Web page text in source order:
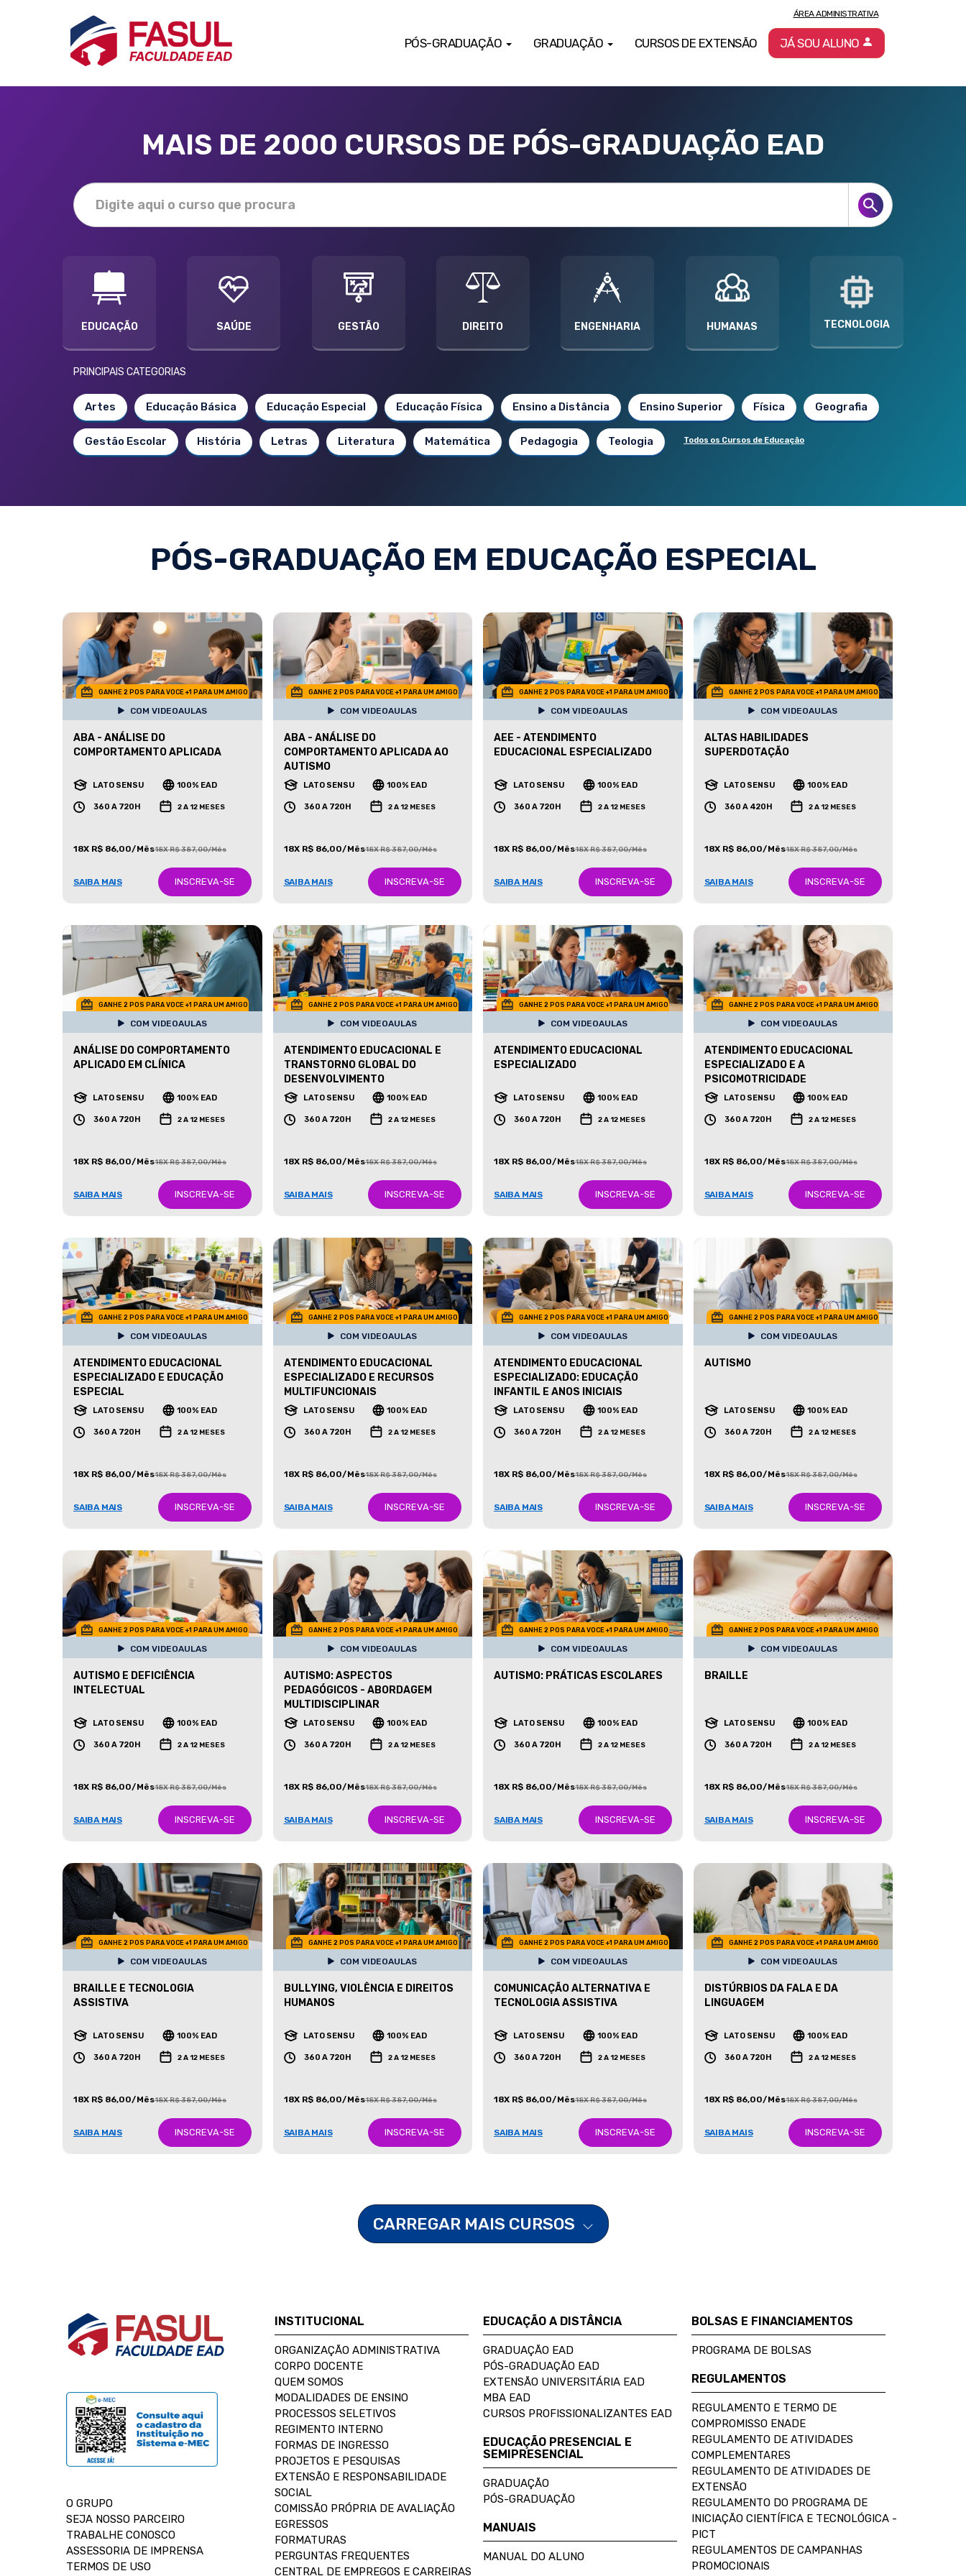
PÓS-GRADUAÇÃO GRADUAÇÃO CURSOS DE EXTENSÃO
ÁREA ADMINISTRATIVA
JÁ SOU ALUNO
MAIS DE 2000 CURSOS DE PÓS-GRADUAÇÃO EAD
EDUCAÇÃO SAÚDE GESTÃO DIREITO ENGENHARIA HUMANAS TECNOLOGIA
PRINCIPAIS CATEGORIAS
Artes Educação Básica Educação Especial Educação Física Ensino a Distância Ensino Superior Física Geografia
Gestão Escolar História Letras Literatura Matemática Pedagogia Teologia Todos os Cursos de Educação
PÓS-GRADUAÇÃO EM EDUCAÇÃO ESPECIAL
GANHE 2 POS PARA VOCE +1 PARA UM AMIGO
COM VIDEOAULAS
ABA - ANÁLISE DO
COMPORTAMENTO APLICADA
LATO SENSU 100% EAD
360 A 720H 2 A 12 MESES
18X R$ 86,00/Mês18X R$ 387,00/Mês
SAIBA MAIS INSCREVA-SE
GANHE 2 POS PARA VOCE +1 PARA UM AMIGO
COM VIDEOAULAS
ABA - ANÁLISE DO
COMPORTAMENTO APLICADA AO
AUTISMO
LATO SENSU 100% EAD
360 A 720H 2 A 12 MESES
18X R$ 86,00/Mês18X R$ 387,00/Mês
SAIBA MAIS INSCREVA-SE
GANHE 2 POS PARA VOCE +1 PARA UM AMIGO
COM VIDEOAULAS
AEE - ATENDIMENTO
EDUCACIONAL ESPECIALIZADO
LATO SENSU 100% EAD
360 A 720H 2 A 12 MESES
18X R$ 86,00/Mês18X R$ 387,00/Mês
SAIBA MAIS INSCREVA-SE
GANHE 2 POS PARA VOCE +1 PARA UM AMIGO
COM VIDEOAULAS
ALTAS HABILIDADES
SUPERDOTAÇÃO
LATO SENSU 100% EAD
360 A 420H 2 A 12 MESES
18X R$ 86,00/Mês18X R$ 387,00/Mês
SAIBA MAIS INSCREVA-SE
GANHE 2 POS PARA VOCE +1 PARA UM AMIGO
COM VIDEOAULAS
ANÁLISE DO COMPORTAMENTO
APLICADO EM CLÍNICA
LATO SENSU 100% EAD
360 A 720H 2 A 12 MESES
18X R$ 86,00/Mês18X R$ 387,00/Mês
SAIBA MAIS INSCREVA-SE
GANHE 2 POS PARA VOCE +1 PARA UM AMIGO
COM VIDEOAULAS
ATENDIMENTO EDUCACIONAL E
TRANSTORNO GLOBAL DO
DESENVOLVIMENTO
LATO SENSU 100% EAD
360 A 720H 2 A 12 MESES
18X R$ 86,00/Mês18X R$ 387,00/Mês
SAIBA MAIS INSCREVA-SE
GANHE 2 POS PARA VOCE +1 PARA UM AMIGO
COM VIDEOAULAS
ATENDIMENTO EDUCACIONAL
ESPECIALIZADO
LATO SENSU 100% EAD
360 A 720H 2 A 12 MESES
18X R$ 86,00/Mês18X R$ 387,00/Mês
SAIBA MAIS INSCREVA-SE
GANHE 2 POS PARA VOCE +1 PARA UM AMIGO
COM VIDEOAULAS
ATENDIMENTO EDUCACIONAL
ESPECIALIZADO E A
PSICOMOTRICIDADE
LATO SENSU 100% EAD
360 A 720H 2 A 12 MESES
18X R$ 86,00/Mês18X R$ 387,00/Mês
SAIBA MAIS INSCREVA-SE
GANHE 2 POS PARA VOCE +1 PARA UM AMIGO
COM VIDEOAULAS
ATENDIMENTO EDUCACIONAL
ESPECIALIZADO E EDUCAÇÃO
ESPECIAL
LATO SENSU 100% EAD
360 A 720H 2 A 12 MESES
18X R$ 86,00/Mês18X R$ 387,00/Mês
SAIBA MAIS INSCREVA-SE
GANHE 2 POS PARA VOCE +1 PARA UM AMIGO
COM VIDEOAULAS
ATENDIMENTO EDUCACIONAL
ESPECIALIZADO E RECURSOS
MULTIFUNCIONAIS
LATO SENSU 100% EAD
360 A 720H 2 A 12 MESES
18X R$ 86,00/Mês18X R$ 387,00/Mês
SAIBA MAIS INSCREVA-SE
GANHE 2 POS PARA VOCE +1 PARA UM AMIGO
COM VIDEOAULAS
ATENDIMENTO EDUCACIONAL
ESPECIALIZADO: EDUCAÇÃO
INFANTIL E ANOS INICIAIS
LATO SENSU 100% EAD
360 A 720H 2 A 12 MESES
18X R$ 86,00/Mês18X R$ 387,00/Mês
SAIBA MAIS INSCREVA-SE
GANHE 2 POS PARA VOCE +1 PARA UM AMIGO
COM VIDEOAULAS
AUTISMO
LATO SENSU 100% EAD
360 A 720H 2 A 12 MESES
18X R$ 86,00/Mês18X R$ 387,00/Mês
SAIBA MAIS INSCREVA-SE
GANHE 2 POS PARA VOCE +1 PARA UM AMIGO
COM VIDEOAULAS
AUTISMO E DEFICIÊNCIA
INTELECTUAL
LATO SENSU 100% EAD
360 A 720H 2 A 12 MESES
18X R$ 86,00/Mês18X R$ 387,00/Mês
SAIBA MAIS INSCREVA-SE
GANHE 2 POS PARA VOCE +1 PARA UM AMIGO
COM VIDEOAULAS
AUTISMO: ASPECTOS
PEDAGÓGICOS - ABORDAGEM
MULTIDISCIPLINAR
LATO SENSU 100% EAD
360 A 720H 2 A 12 MESES
18X R$ 86,00/Mês18X R$ 387,00/Mês
SAIBA MAIS INSCREVA-SE
GANHE 2 POS PARA VOCE +1 PARA UM AMIGO
COM VIDEOAULAS
AUTISMO: PRÁTICAS ESCOLARES
LATO SENSU 100% EAD
360 A 720H 2 A 12 MESES
18X R$ 86,00/Mês18X R$ 387,00/Mês
SAIBA MAIS INSCREVA-SE
GANHE 2 POS PARA VOCE +1 PARA UM AMIGO
COM VIDEOAULAS
BRAILLE
LATO SENSU 100% EAD
360 A 720H 2 A 12 MESES
18X R$ 86,00/Mês18X R$ 387,00/Mês
SAIBA MAIS INSCREVA-SE
GANHE 2 POS PARA VOCE +1 PARA UM AMIGO
COM VIDEOAULAS
BRAILLE E TECNOLOGIA
ASSISTIVA
LATO SENSU 100% EAD
360 A 720H 2 A 12 MESES
18X R$ 86,00/Mês18X R$ 387,00/Mês
SAIBA MAIS INSCREVA-SE
GANHE 2 POS PARA VOCE +1 PARA UM AMIGO
COM VIDEOAULAS
BULLYING, VIOLÊNCIA E DIREITOS
HUMANOS
LATO SENSU 100% EAD
360 A 720H 2 A 12 MESES
18X R$ 86,00/Mês18X R$ 387,00/Mês
SAIBA MAIS INSCREVA-SE
GANHE 2 POS PARA VOCE +1 PARA UM AMIGO
COM VIDEOAULAS
COMUNICAÇÃO ALTERNATIVA E
TECNOLOGIA ASSISTIVA
LATO SENSU 100% EAD
360 A 720H 2 A 12 MESES
18X R$ 86,00/Mês18X R$ 387,00/Mês
SAIBA MAIS INSCREVA-SE
GANHE 2 POS PARA VOCE +1 PARA UM AMIGO
COM VIDEOAULAS
DISTÚRBIOS DA FALA E DA
LINGUAGEM
LATO SENSU 100% EAD
360 A 720H 2 A 12 MESES
18X R$ 86,00/Mês18X R$ 387,00/Mês
SAIBA MAIS INSCREVA-SE
CARREGAR MAIS CURSOS
O GRUPO
SEJA NOSSO PARCEIRO
TRABALHE CONOSCO
ASSESSORIA DE IMPRENSA
TERMOS DE USO
INSTITUCIONAL
ORGANIZAÇÃO ADMINISTRATIVA
CORPO DOCENTE
QUEM SOMOS
MODALIDADES DE ENSINO
PROCESSOS SELETIVOS
REGIMENTO INTERNO
FORMAS DE INGRESSO
PROJETOS E PESQUISAS
EXTENSÃO E RESPONSABILIDADE
SOCIAL
COMISSÃO PRÓPRIA DE AVALIAÇÃO
EGRESSOS
FORMATURAS
PERGUNTAS FREQUENTES
CENTRAL DE EMPREGOS E CARREIRAS
EDUCAÇÃO A DISTÂNCIA
GRADUAÇÃO EAD
PÓS-GRADUAÇÃO EAD
EXTENSÃO UNIVERSITÁRIA EAD
MBA EAD
CURSOS PROFISSIONALIZANTES EAD
EDUCAÇÃO PRESENCIAL E
SEMIPRESENCIAL
GRADUAÇÃO
PÓS-GRADUAÇÃO
MANUAIS
MANUAL DO ALUNO
BOLSAS E FINANCIAMENTOS
PROGRAMA DE BOLSAS
REGULAMENTOS
REGULAMENTO E TERMO DE
COMPROMISSO ENADE
REGULAMENTO DE ATIVIDADES
COMPLEMENTARES
REGULAMENTO DE ATIVIDADES DE
EXTENSÃO
REGULAMENTO DO PROGRAMA DE
INICIAÇÃO CIENTÍFICA E TECNOLÓGICA -
PICT
REGULAMENTOS DE CAMPANHAS
PROMOCIONAIS